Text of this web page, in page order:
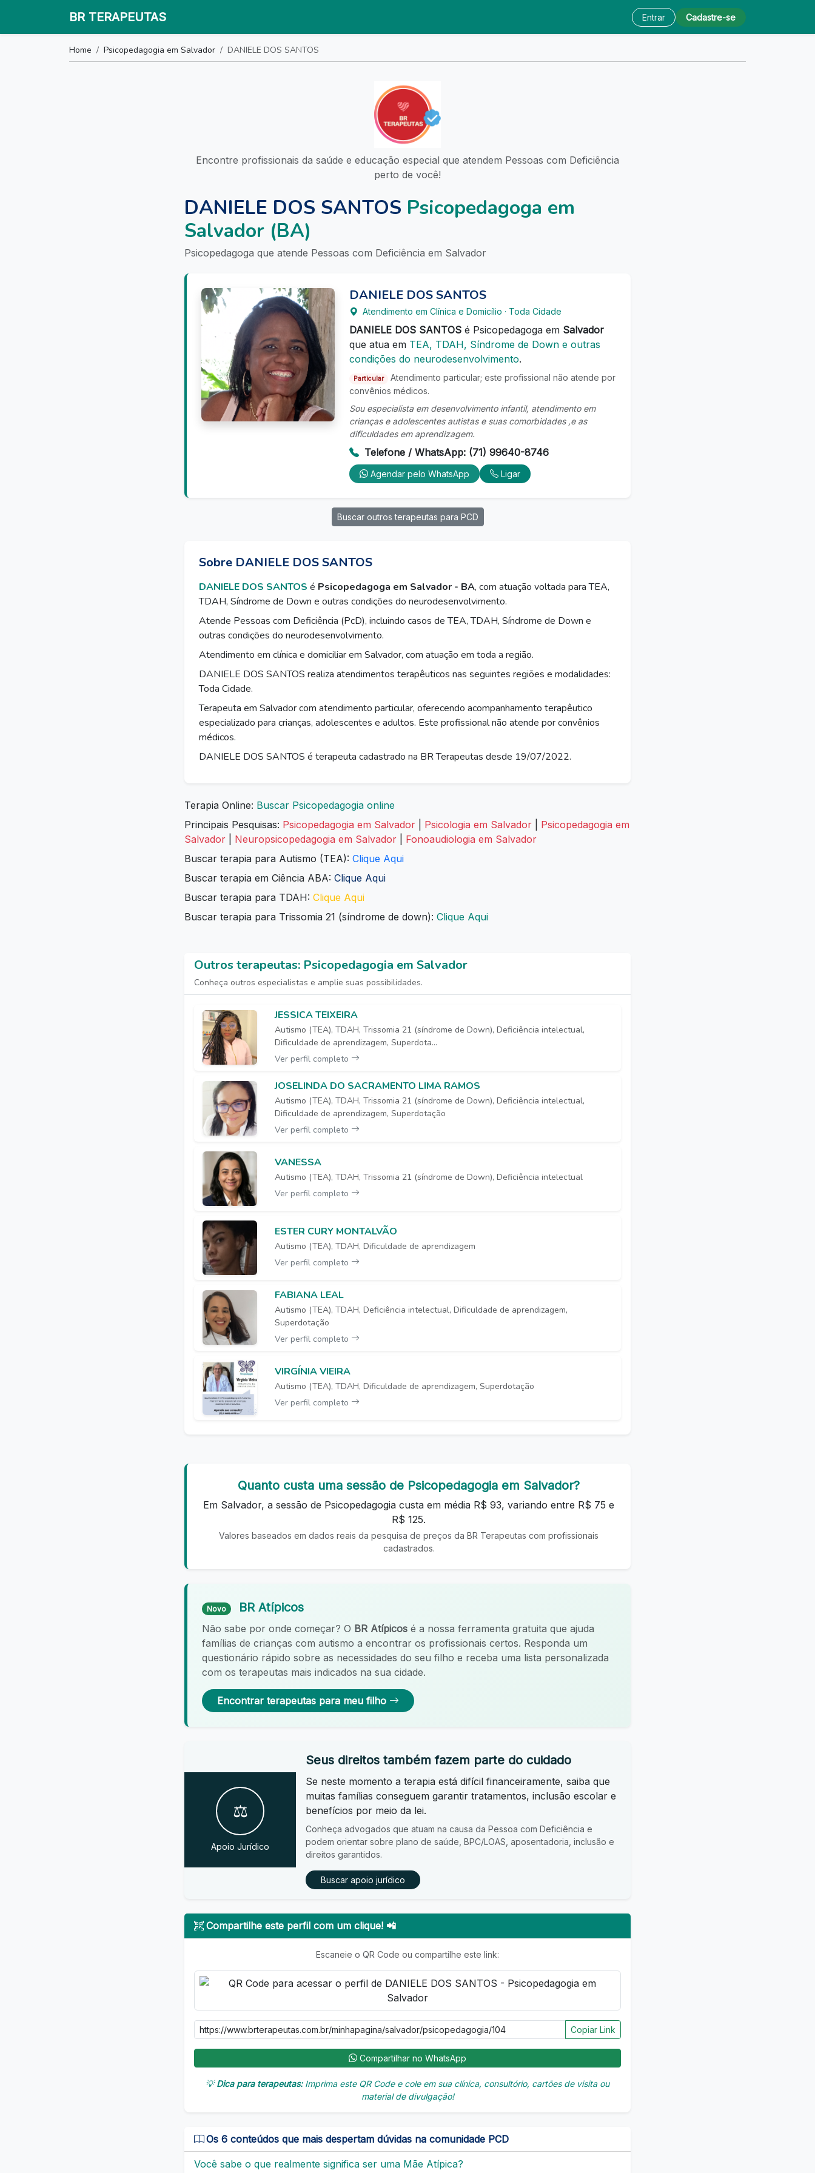
BR TERAPEUTAS Entrar Cadastre-se
Home Psicopedagogia em Salvador DANIELE DOS SANTOS
Encontre profissionais da saúde e educação especial que atendem Pessoas com Deficiência
perto de você!
DANIELE DOS SANTOS Psicopedagoga em
Salvador (BA)
Psicopedagoga que atende Pessoas com Deficiência em Salvador
DANIELE DOS SANTOS
Atendimento em Clínica e Domicílio · Toda Cidade
DANIELE DOS SANTOS é Psicopedagoga em Salvador
que atua em TEA, TDAH, Síndrome de Down e outras
condições do neurodesenvolvimento.
Particular
Atendimento particular; este profissional não atende por
convênios médicos.
Sou especialista em desenvolvimento infantil, atendimento em
crianças e adolescentes autistas e suas comorbidades ,e as
dificuldades em aprendizagem.
Telefone / WhatsApp: (71) 99640-8746
Agendar pelo WhatsApp Ligar
Buscar outros terapeutas para PCD
Sobre DANIELE DOS SANTOS
DANIELE DOS SANTOS é Psicopedagoga em Salvador - BA, com atuação voltada para TEA,
TDAH, Síndrome de Down e outras condições do neurodesenvolvimento.
Atende Pessoas com Deficiência (PcD), incluindo casos de TEA, TDAH, Síndrome de Down e
outras condições do neurodesenvolvimento.
Atendimento em clínica e domiciliar em Salvador, com atuação em toda a região.
DANIELE DOS SANTOS realiza atendimentos terapêuticos nas seguintes regiões e modalidades:
Toda Cidade.
Terapeuta em Salvador com atendimento particular, oferecendo acompanhamento terapêutico
especializado para crianças, adolescentes e adultos. Este profissional não atende por convênios
médicos.
DANIELE DOS SANTOS é terapeuta cadastrado na BR Terapeutas desde 19/07/2022.
Terapia Online: Buscar Psicopedagogia online
Principais Pesquisas: Psicopedagogia em Salvador Psicologia em Salvador
Psicopedagogia em
Salvador
Neuropsicopedagogia em Salvador
Fonoaudiologia em Salvador
Buscar terapia para Autismo (TEA): Clique Aqui
Buscar terapia em Ciência ABA: Clique Aqui
Buscar terapia para TDAH: Clique Aqui
Buscar terapia para Trissomia 21 (síndrome de down): Clique Aqui
Outros terapeutas: Psicopedagogia em Salvador
Conheça outros especialistas e amplie suas possibilidades.
JESSICA TEIXEIRA
Autismo (TEA), TDAH, Trissomia 21 (síndrome de Down), Deficiência intelectual,
Dificuldade de aprendizagem, Superdota...
Ver perfil completo
JOSELINDA DO SACRAMENTO LIMA RAMOS
Autismo (TEA), TDAH, Trissomia 21 (síndrome de Down), Deficiência intelectual,
Dificuldade de aprendizagem, Superdotação
Ver perfil completo
VANESSA
Autismo (TEA), TDAH, Trissomia 21 (síndrome de Down), Deficiência intelectual
Ver perfil completo
ESTER CURY MONTALVÃO
Autismo (TEA), TDAH, Dificuldade de aprendizagem
Ver perfil completo
FABIANA LEAL
Autismo (TEA), TDAH, Deficiência intelectual, Dificuldade de aprendizagem,
Superdotação
Ver perfil completo
VIRGÍNIA VIEIRA
Autismo (TEA), TDAH, Dificuldade de aprendizagem, Superdotação
Ver perfil completo
Quanto custa uma sessão de Psicopedagogia em Salvador?
Em Salvador, a sessão de Psicopedagogia custa em média R$ 93, variando entre R$ 75 e
R$ 125.
Valores baseados em dados reais da pesquisa de preços da BR Terapeutas com profissionais
cadastrados.
Novo BR Atípicos
Não sabe por onde começar? O BR Atípicos é a nossa ferramenta gratuita que ajuda
famílias de crianças com autismo a encontrar os profissionais certos. Responda um
questionário rápido sobre as necessidades do seu filho e receba uma lista personalizada
com os terapeutas mais indicados na sua cidade.
Encontrar terapeutas para meu filho
⚖️
Apoio Jurídico
Seus direitos também fazem parte do cuidado
Se neste momento a terapia está difícil financeiramente, saiba que
muitas famílias conseguem garantir tratamentos, inclusão escolar e
benefícios por meio da lei.
Conheça advogados que atuam na causa da Pessoa com Deficiência e
podem orientar sobre plano de saúde, BPC/LOAS, aposentadoria, inclusão e
direitos garantidos.
Buscar apoio jurídico
Compartilhe este perfil com um clique! 📲
Escaneie o QR Code ou compartilhe este link:
Copiar Link
Compartilhar no WhatsApp
💡Dica para terapeutas:Imprima este QR Code e cole em sua clínica, consultório, cartões de visita ou
material de divulgação!
Os 6 conteúdos que mais despertam dúvidas na comunidade PCD
Você sabe o que realmente significa ser uma Mãe Atípica?